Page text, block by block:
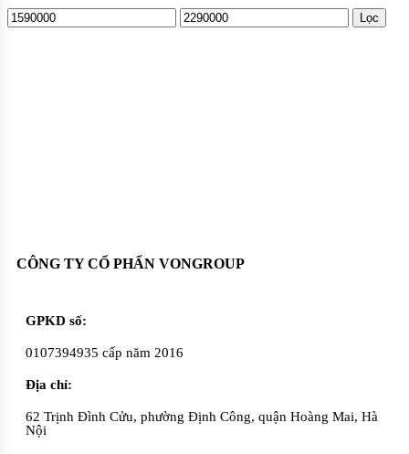
Lọc
CÔNG TY CỔ PHẨN VONGROUP
GPKD số:
0107394935 cấp năm 2016
Địa chỉ:
62 Trịnh Đình Cửu, phường Định Công, quận Hoàng Mai, Hà
Nội